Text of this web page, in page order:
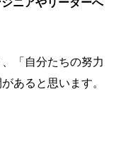
「自分たちの努力
あると思います。